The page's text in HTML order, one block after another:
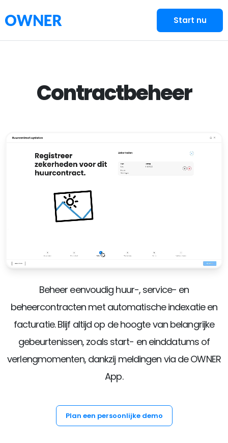
Start nu
Contractbeheer
Beheer eenvoudig huur-, service- en
beheercontracten met automatische indexatie en
facturatie. Blijf altijd op de hoogte van belangrijke
gebeurtenissen, zoals start- en einddatums of
verlengmomenten, dankzij meldingen via de OWNER
App.
Plan een persoonlijke demo